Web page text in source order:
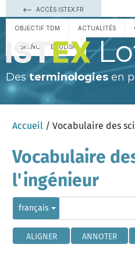
ACCÈS ISTEX.FR
OBJECTIF TDM ACTUALITÉS
ESPAÑOL ENGLISH
Des terminologies en
Accueil / Vocabulaire des
Vocabulaire
l'ingénieur
français
ALIGNER ANNOTER